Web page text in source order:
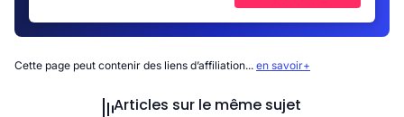
Cette page peut contenir des liens d’affiliation... en savoir+
Articles sur le même sujet